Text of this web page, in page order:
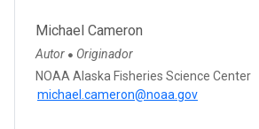
Michael Cameron
Autor ● Originador
NOAA Alaska Fisheries Science Center
michael.cameron@noaa.gov